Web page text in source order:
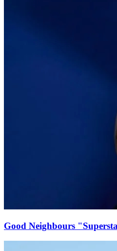
Good Neighbours